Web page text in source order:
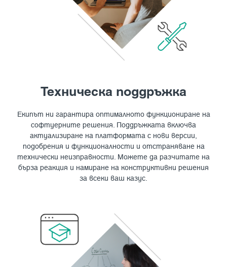
Техническа поддръжка
Екипът ни гарантира оптималното функциониране на
софтуерните решения. Поддръжката включва
актуализиране на платформата с нови версии,
подобрения и функционалности и отстраняване на
технически неизправности. Можете да разчитате на
бърза реакция и намиране на конструктивни решения
за всеки ваш казус.